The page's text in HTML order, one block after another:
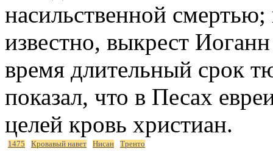
насильственной смертью;
известно, выкрест
время длительный срок
показал, что в Песах
целей кровь христиан.
1475 Кровавый навет Нисан Тренто